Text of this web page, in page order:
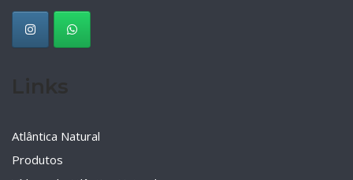
Atlântica Natural
Produtos